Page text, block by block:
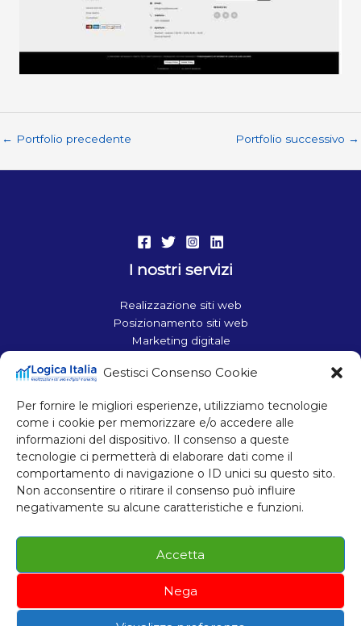
Gestisci Consenso Cookie
Per fornire le migliori esperienze, utilizziamo tecnologie
come i cookie per memorizzare e/o accedere alle
informazioni del dispositivo. Il consenso a queste
tecnologie ci permetterà di elaborare dati come il
comportamento di navigazione o ID unici su questo sito.
Non acconsentire o ritirare il consenso può influire
negativamente su alcune caratteristiche e funzioni.
Accetta
Nega
← Portfolio precedente Portfolio successivo →
I nostri servizi
Realizzazione siti web
Posizionamento siti web
Marketing digitale
Corso Francia 110, 10098 Rivoli (TO)
Tel.: +39 011 957 60 63
Mobile: +39 340 696 71 93
Mobile: +39 380 728 03 68
Email: info@logicaitalia.com
P. IVA 11048330010
Cookie Policy